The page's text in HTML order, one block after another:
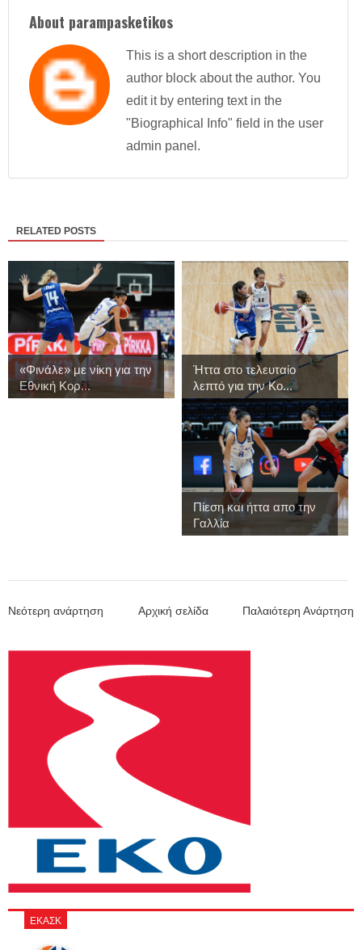
About parampasketikos
This is a short description in the
author block about the author. You
edit it by entering text in the
"Biographical Info" field in the user
admin panel.
RELATED POSTS
«Φινάλε» με νίκη για την
Εθνική Κορ...
Ήττα στο τελευταίο
λεπτό για την Κο...
Πίεση και ήττα απο την
Γαλλία
Νεότερη ανάρτηση Παλαιότερη Ανάρτηση
Αρχική σελίδα
ΕΚΑΣΚ